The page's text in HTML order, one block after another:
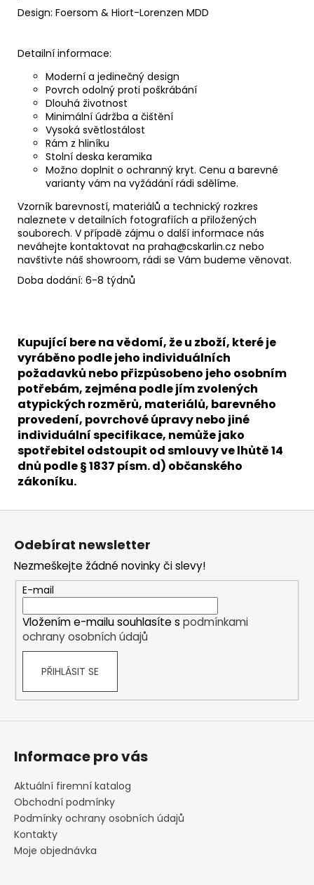
Design: Foersom & Hiort-Lorenzen MDD
Detailní informace:
Moderní a jedinečný design
Povrch odolný proti poškrábání
Dlouhá životnost
Minimální údržba a čištění
Vysoká světlostálost
Rám z hliníku
Stolní deska keramika
Možno doplnit o ochranný kryt. Cenu a barevné
varianty vám na vyžádání rádi sdělíme.
Vzorník barevností, materiálů a technický rozkres
naleznete v detailních fotografiích a přiložených
souborech. V případě zájmu o další informace nás
neváhejte kontaktovat na praha@cskarlin.cz nebo
navštivte náš showroom, rádi se Vám budeme věnovat.
Doba dodání: 6-8 týdnů
Kupující bere na vědomí, že u zboží, které je
vyráběno podle jeho individuálních
požadavků nebo přizpůsobeno jeho osobním
potřebám, zejména podle jím zvolených
atypických rozměrů, materiálů, barevného
provedení, povrchové úpravy nebo jiné
individuální specifikace, nemůže jako
spotřebitel odstoupit od smlouvy ve lhůtě 14
dnů podle § 1837 písm. d) občanského
zákoníku.
Z
Odebírat newsletter
Nezmeškejte žádné novinky či slevy!
E-mail
Vložením e-mailu souhlasíte s podmínkami
ochrany osobních údajů
PŘIHLÁSIT SE
Informace pro vás
Aktuální firemní katalog
Obchodní podmínky
Podmínky ochrany osobních údajů
Kontakty
Moje objednávka